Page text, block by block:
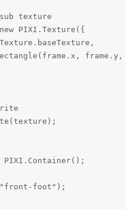
texture
PIXI.Texture({
frame.y,
PIXI.Container();
foot");